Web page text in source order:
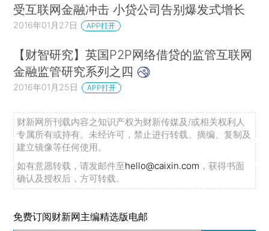
受互联网金融冲击 小贷公司告别爆发式增长
2016年01月27日 APP打开
【财智研究】英国P2P网络借贷的监管互联网
金融监管研究系列之四
2016年01月25日 APP打开
财新网所刊载内容之知识产权为财新传媒及/或相关权利人
专属所有或持有。未经许可，禁止进行转载、摘编、复制及
建立镜像等任何使用。
如有意愿转载，请发邮件至hello@caixin.com ，获得书面
确认及授权后，方可转载。
免费订阅财新网主编精选版电邮